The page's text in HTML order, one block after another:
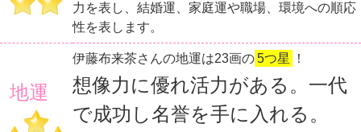
力を表し、結婚運、家庭運や職場、環境への順応
性を表します。
地運
伊藤布来茶さんの地運は23画の5つ星 ！
想像力に優れ活力がある。一代
で成功し名誉を手に入れる。